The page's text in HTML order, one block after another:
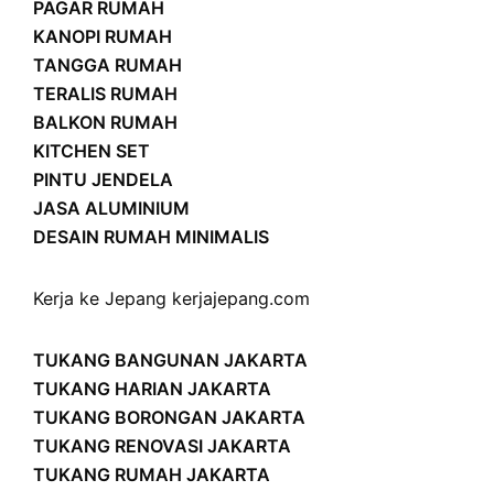
PAGAR RUMAH
KANOPI RUMAH
TANGGA RUMAH
TERALIS RUMAH
BALKON RUMAH
KITCHEN SET
PINTU JENDELA
JASA ALUMINIUM
DESAIN RUMAH MINIMALIS
Kerja ke Jepang kerjajepang.com
TUKANG BANGUNAN JAKARTA
TUKANG HARIAN JAKARTA
TUKANG BORONGAN JAKARTA
TUKANG RENOVASI JAKARTA
TUKANG RUMAH JAKARTA